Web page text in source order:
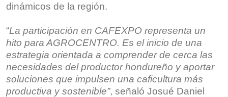
dinámicos de la región.
“La participación en CAFEXPO representa un
hito para AGROCENTRO. Es el inicio de una
estrategia orientada a comprender de cerca las
necesidades del productor hondureño y aportar
soluciones que impulsen una caficultura más
productiva y sostenible”, señaló Josué Daniel